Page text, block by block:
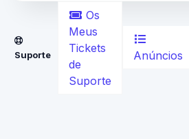
Suporte
Os
Meus
Tickets
de
Suporte
Anúncios